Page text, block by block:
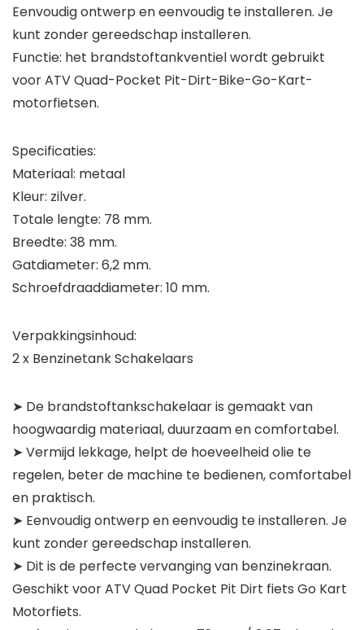
Eenvoudig ontwerp en eenvoudig te installeren. Je
kunt zonder gereedschap installeren.
Functie: het brandstoftankventiel wordt gebruikt
voor ATV Quad-Pocket Pit-Dirt-Bike-Go-Kart-
motorfietsen.
Specificaties:
Materiaal: metaal
Kleur: zilver.
Totale lengte: 78 mm.
Breedte: 38 mm.
Gatdiameter: 6,2 mm.
Schroefdraaddiameter: 10 mm.
Verpakkingsinhoud:
2 x Benzinetank Schakelaars
➤ De brandstoftankschakelaar is gemaakt van
hoogwaardig materiaal, duurzaam en comfortabel.
➤ Vermijd lekkage, helpt de hoeveelheid olie te
regelen, beter de machine te bedienen, comfortabel
en praktisch.
➤ Eenvoudig ontwerp en eenvoudig te installeren. Je
kunt zonder gereedschap installeren.
➤ Dit is de perfecte vervanging van benzinekraan.
Geschikt voor ATV Quad Pocket Pit Dirt fiets Go Kart
Motorfiets.